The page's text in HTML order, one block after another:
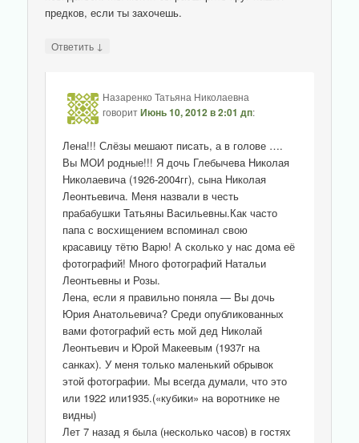
предков, если ты захочешь.
Ответить ↓
Назаренко Татьяна Николаевна
говоритИюнь 10, 2012 в 2:01 дп:
Лена!!! Слёзы мешают писать, а в голове ….
Вы МОИ родные!!! Я дочь Глебычева Николая
Николаевича (1926-2004гг), сына Николая
Леонтьевича. Меня назвали в честь
прабабушки Татьяны Васильевны.Как часто
папа с восхищением вспоминал свою
красавицу тётю Варю! А сколько у нас дома её
фотографий! Много фотографий Натальи
Леонтьевны и Розы.
Лена, если я правильно поняла — Вы дочь
Юрия Анатольевича? Среди опубликованных
вами фотографий есть мой дед Николай
Леонтьевич и Юрой Макеевым (1937г на
санках). У меня только маленький обрывок
этой фотографии. Мы всегда думали, что это
или 1922 или1935.(«кубики» на воротнике не
видны)
Лет 7 назад я была (несколько часов) в гостях